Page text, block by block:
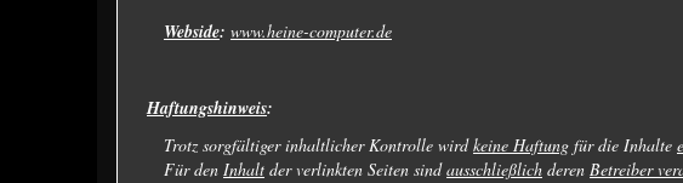
Webside: www.heine-computer.de
Haftungshinweis:
Trotz sorgfältiger inhaltlicher Kontrolle wirdkeine Haftung für die Inhalte
Für den Inhalt der verlinkten Seiten sindausschließlich deren Betreiber